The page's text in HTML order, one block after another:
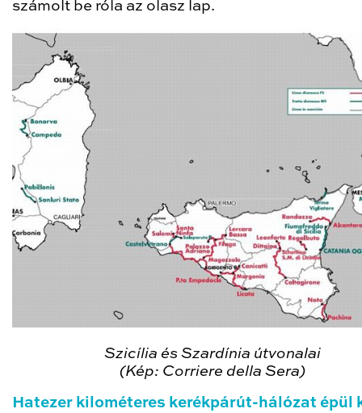
számolt be róla az olasz lap.
Szicília és Szardínia útvonalai
(Kép: Corriere della Sera)
Hatezer kilométeres kerékpárút-hálózat épül